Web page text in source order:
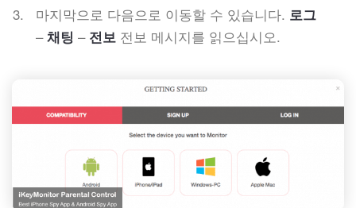
마지막으로 다음으로 이동할 수 있습니다. 로그
–채팅 –전보 전보 메시지를 읽으십시오.